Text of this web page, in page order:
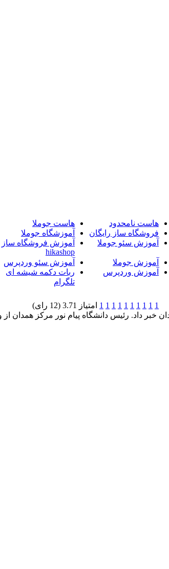
هاست نامحدود هاست جوملا
فروشگاه ساز رایگان آموزشگاه جوملا
آموزش سئو جوملا
آموزش فروشگاه ساز
hikashop
آموزش جوملا آموزش سئو وردپرس
آموزش وردپرس
ربات دکمه شیشه ای
تلگرام
1
1
1
1
1
1
1
1
1
1 امتیاز 3.71 (12 رای)